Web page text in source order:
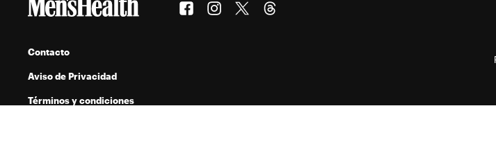
Contacto
Aviso de Privacidad
Términos y condiciones